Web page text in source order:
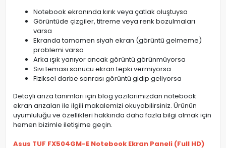
Notebook ekranında kırık veya çatlak oluştuysa
Görüntüde çizgiler, titreme veya renk bozulmaları
varsa
Ekranda tamamen siyah ekran (görüntü gelmeme)
problemi varsa
Arka ışık yanıyor ancak görüntü görünmüyorsa
Sıvı teması sonucu ekran tepki vermiyorsa
Fiziksel darbe sonrası görüntü gidip geliyorsa
Detaylı arıza tanımları için blog yazılarımızdan notebook
ekran arızaları ile ilgili makalemizi okuyabilirsiniz. Ürünün
uyumluluğu ve özellikleri hakkında daha fazla bilgi almak için
hemen bizimle iletişime geçin.
Asus TUF FX504GM-E Notebook Ekran Paneli (Full HD)